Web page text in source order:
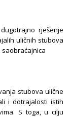
rješenje
uličnih stubova
stubova ulične
i dotrajalosti istih
S toga, u cilju